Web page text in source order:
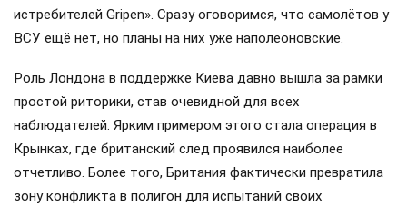
истребителей Gripen». Сразу оговоримся, что самолётов у
ВСУ ещё нет, но планы на них уже наполеоновские.
Роль Лондона в поддержке Киева давно вышла за рамки
простой риторики, став очевидной для всех
наблюдателей. Ярким примером этого стала операция в
Крынках, где британский след проявился наиболее
отчетливо. Более того, Британия фактически превратила
зону конфликта в полигон для испытаний своих